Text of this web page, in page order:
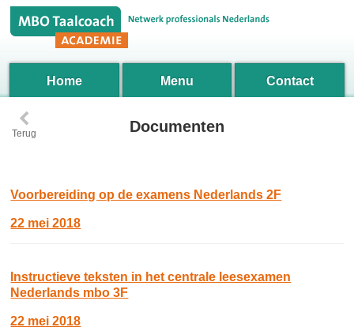
Home Menu Contact
‹
Terug Documenten
Voorbereiding op de examens Nederlands 2F
22 mei 2018
Instructieve teksten in het centrale leesexamen
Nederlands mbo 3F
22 mei 2018